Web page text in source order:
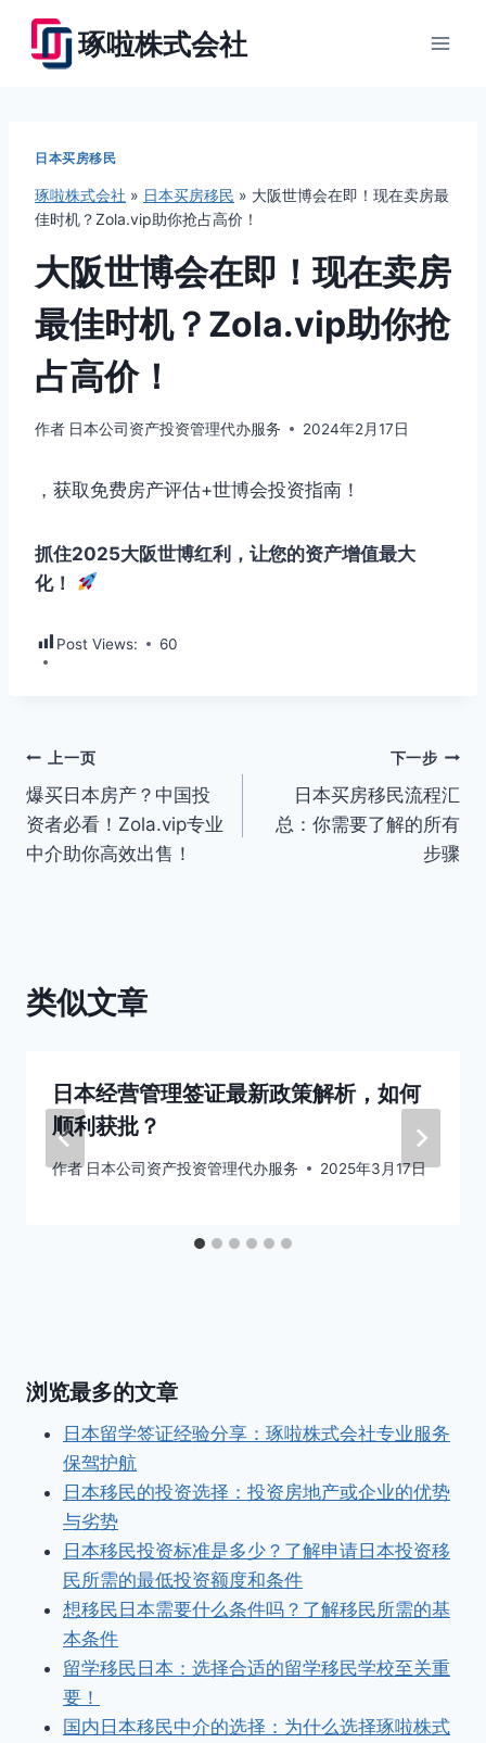
琢啦株式会社
日本买房移民
琢啦株式会社 » 日本买房移民 » 大阪世博会在即！现在卖房最
佳时机？Zola.vip助你抢占高价！
大阪世博会在即！现在卖房
最佳时机？Zola.vip助你抢
占高价！
作者 日本公司资产投资管理代办服务 2024年2月17日
，获取免费房产评估+世博会投资指南！
抓住2025大阪世博红利，让您的资产增值最大
化！
Post Views: 60
文
章
导
上一页
爆买日本房产？中国投
资者必看！Zola.vip专业
中介助你高效出售！
下一步
日本买房移民流程汇
总：你需要了解的所有
步骤
类似文章
日本经营管理签证最新政策解析，如何
顺利获批？
作者 日本公司资产投资管理代办服务 2025年3月17日
浏览最多的文章
日本留学签证经验分享：琢啦株式会社专业服务
保驾护航
日本移民的投资选择：投资房地产或企业的优势
与劣势
日本移民投资标准是多少？了解申请日本投资移
民所需的最低投资额度和条件
想移民日本需要什么条件吗？了解移民所需的基
本条件
留学移民日本：选择合适的留学移民学校至关重
要！
国内日本移民中介的选择：为什么选择琢啦株式